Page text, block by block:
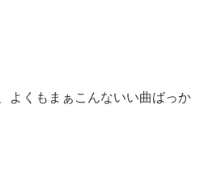
よくもまぁこんないい曲ばっか